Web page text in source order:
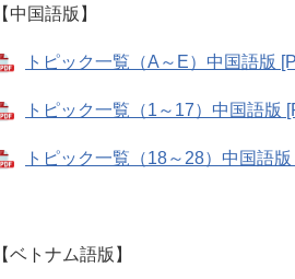
【中国語版】
トピック一覧（A～E）中国語版
トピック一覧（1～17）中国語版
トピック一覧（18～28）中国語
【ベトナム語版】